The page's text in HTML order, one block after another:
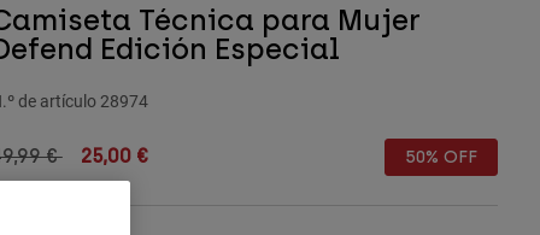
Técnica para Mujer
Edición Especial
de artículo 28974
reduced from
€to25,00 € 50% OFF